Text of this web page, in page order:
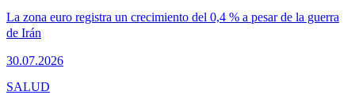
La zona euro registra un crecimiento del 0,4 % a pesar de la guerra
de Irán
30.07.2026
SALUD